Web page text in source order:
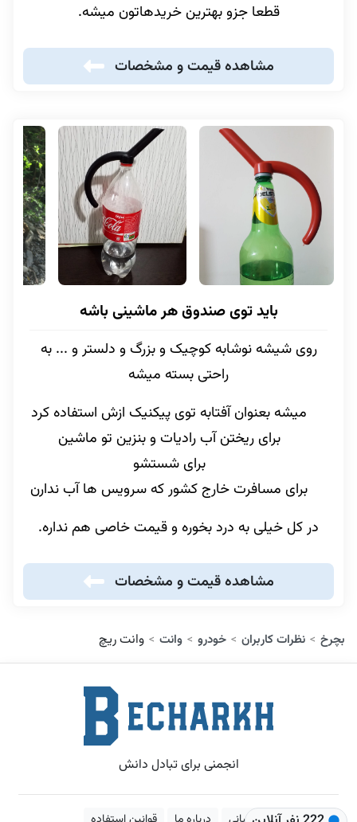
قطعا جزو بهترین خریدهاتون میشه.
مشاهده قیمت و مشخصات
باید توی صندوق هر ماشینی باشه
روی شیشه نوشابه کوچیک و بزرگ و دلستر و ... به
راحتی بسته میشه
میشه بعنوان آفتابه توی پیکنیک ازش استفاده کرد
برای ریختن آب رادیات و بنزین تو ماشین
برای شستشو
برای مسافرت خارج کشور که سرویس ها آب ندارن
در کل خیلی به درد بخوره و قیمت خاصی هم نداره.
مشاهده قیمت و مشخصات
بچرخ > نظرات کاربران > خودرو > وانت > وانت ریچ
انجمنی برای تبادل دانش